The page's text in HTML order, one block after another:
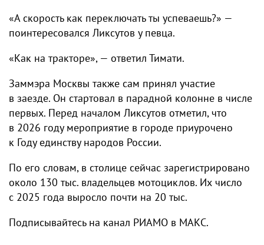
«А скорость как переключать ты успеваешь?» —
поинтересовался Ликсутов у певца.
«Как на тракторе», — ответил Тимати.
Заммэра Москвы также сам принял участие
в заезде. Он стартовал в парадной колонне в числе
первых. Перед началом Ликсутов отметил, что
в 2026 году мероприятие в городе приурочено
к Году единству народов России.
По его словам, в столице сейчас зарегистрировано
около 130 тыс. владельцев мотоциклов. Их число
с 2025 года выросло почти на 20 тыс.
Подписывайтесь на канал РИАМО в МАКС.